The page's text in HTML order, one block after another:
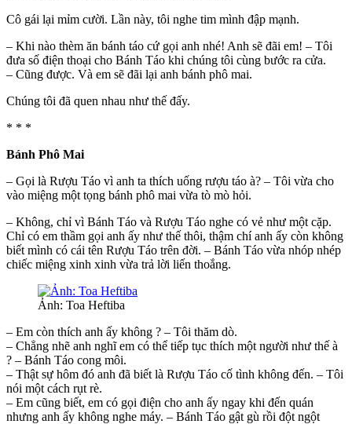
Cô gái lại mỉm cười. Lần này, tôi nghe tim mình đập mạnh.
– Khi nào thèm ăn bánh táo cứ gọi anh nhé! Anh sẽ đãi em! – Tôi
đưa số điện thoại cho Bánh Táo khi chúng tôi cùng bước ra cửa.
– Cũng được. Và em sẽ đãi lại anh bánh phô mai.
Chúng tôi đã quen nhau như thế đấy.
* * *
Bánh Phô Mai
– Gọi là Rượu Táo vì anh ta thích uống rượu táo à? – Tôi vừa cho
vào miệng một tọng bánh phô mai vừa tò mò hỏi.
– Không, chỉ vì Bánh Táo và Rượu Táo nghe có vẻ như một cặp.
Chỉ có em thầm gọi anh ấy như thế thôi, thậm chí anh ấy còn không
biết mình có cái tên Rượu Táo trên đời. – Bánh Táo vừa nhóp nhép
chiếc miệng xinh xinh vừa trả lời liến thoắng.
Ảnh: Toa Heftiba
– Em còn thích anh ấy không ? – Tôi thăm dò.
– Chẳng nhẽ anh nghĩ em có thể tiếp tục thích một người như thế à
? – Bánh Táo cong môi.
– Thật sự hôm đó anh đã biết là Rượu Táo cố tình không đến. – Tôi
nói một cách rụt rè.
– Em cũng biết, em có gọi điện cho anh ấy ngay khi đến quán
nhưng anh ấy không nghe máy. – Bánh Táo gật gù rồi đột ngột